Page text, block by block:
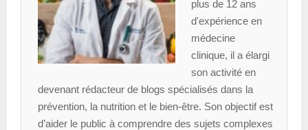
plus de 12 ans
d'expérience en
médecine
clinique, il a élargi
son activité en
devenant rédacteur de blogs spécialisés dans la
prévention, la nutrition et le bien-être. Son objectif est
d’aider le public à comprendre des sujets complexes